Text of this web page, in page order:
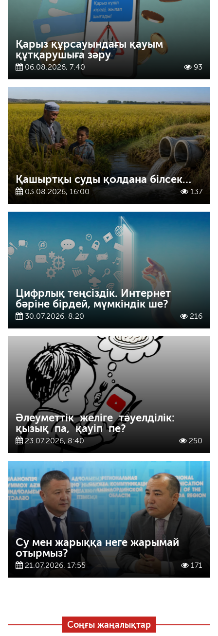
Қарыз құрсауындағы қауым
құтқарушыға зәру
06.08.2026, 7:40 93
Қашыртқы суды қолдана білсек…
03.08.2026, 16:00 137
Цифрлық теңсіздік. Интернет
бәріне бірдей, мүмкіндік ше?
30.07.2026, 8:20 216
Әлеуметтік желіге тәуелділік:
қызық па, қауіп пе?
23.07.2026, 8:40 250
Су мен жарыққа неге жарымай
отырмыз?
21.07.2026, 17:55 171
Соңғы жаңалықтар